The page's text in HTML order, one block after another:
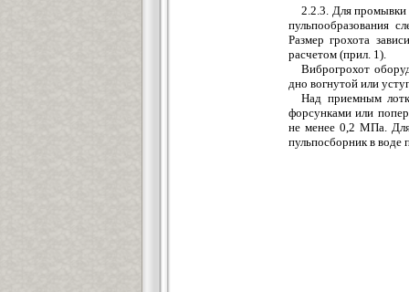
2.2.3. Для промывки
пульпообразования
Размер грохота
расчетом (прил. 1).
Виброгрохот
дно вогнутой или
Над приемным
форсунками или
не менее 0,2 МПа.
пульпосборник в воде